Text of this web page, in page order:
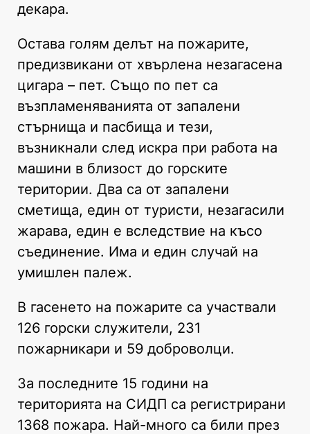
декара.
Остава голям делът на пожарите,
предизвикани от хвърлена незагасена
цигара – пет. Също по пет са
възпламеняванията от запалени
стърнища и пасбища и тези,
възникнали след искра при работа на
машини в близост до горските
територии. Два са от запалени
сметища, един от туристи, незагасили
жарава, един е вследствие на късо
съединение. Има и един случай на
умишлен палеж.
В гасенето на пожарите са участвали
126 горски служители, 231
пожарникари и 59 доброволци.
За последните 15 години на
територията на СИДП са регистрирани
1368 пожара. Най-много са били през